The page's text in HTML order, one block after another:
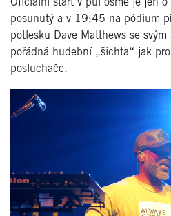
Oficiální start v půl osmé je jen
posunutý a v 19:45 na pódium
potlesku Dave Matthews se svým
pořádná hudební „šichta“ jak
posluchače.